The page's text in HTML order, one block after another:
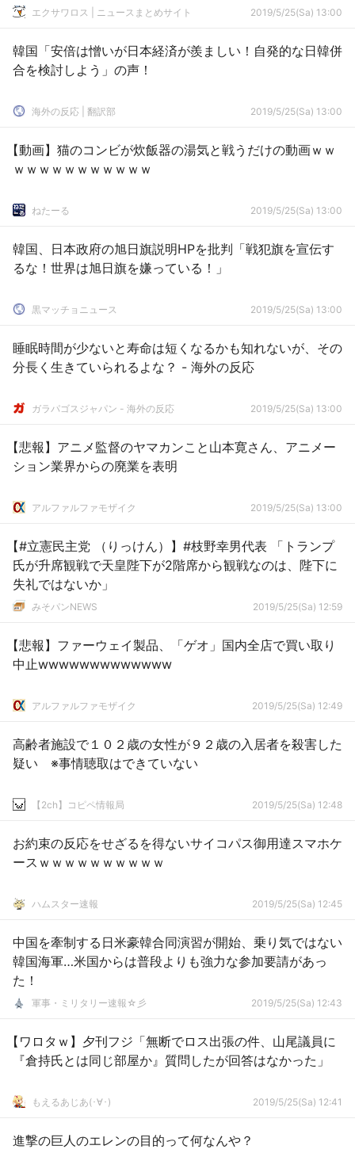
エクサワロス | ニュースまとめサイト 2019/5/25(Sa) 13:00
韓国「安倍は憎いが日本経済が羨ましい！自発的な日韓併
合を検討しよう」の声！
海外の反応 | 翻訳部 2019/5/25(Sa) 13:00
【動画】猫のコンビが炊飯器の湯気と戦うだけの動画ｗｗ
ｗｗｗｗｗｗｗｗｗｗｗ
ねたーる 2019/5/25(Sa) 13:00
韓国、日本政府の旭日旗説明HPを批判「戦犯旗を宣伝す
るな！世界は旭日旗を嫌っている！」
黒マッチョニュース 2019/5/25(Sa) 13:00
睡眠時間が少ないと寿命は短くなるかも知れないが、その
分長く生きていられるよな？ - 海外の反応
ガラパゴスジャパン - 海外の反応 2019/5/25(Sa) 13:00
【悲報】アニメ監督のヤマカンこと山本寛さん、アニメー
ション業界からの廃業を表明
アルファルファモザイク 2019/5/25(Sa) 13:00
【#立憲民主党 （りっけん）】#枝野幸男代表 「トランプ
氏が升席観戦で天皇陛下が2階席から観戦なのは、陛下に
失礼ではないか」
みそパンNEWS 2019/5/25(Sa) 12:59
【悲報】ファーウェイ製品、「ゲオ」国内全店で買い取り
中止wwwwwwwwwwwww
アルファルファモザイク 2019/5/25(Sa) 12:49
高齢者施設で１０２歳の女性が９２歳の入居者を殺害した
疑い ※事情聴取はできていない
【2ch】コピペ情報局 2019/5/25(Sa) 12:48
お約束の反応をせざるを得ないサイコパス御用達スマホケ
ースｗｗｗｗｗｗｗｗｗｗ
ハムスター速報 2019/5/25(Sa) 12:45
中国を牽制する日米豪韓合同演習が開始、乗り気ではない
韓国海軍…米国からは普段よりも強力な参加要請があっ
た！
軍事・ミリタリー速報☆彡 2019/5/25(Sa) 12:43
【ワロタｗ】夕刊フジ「無断でロス出張の件、山尾議員に
『倉持氏とは同じ部屋か』質問したが回答はなかった」
もえるあじあ(･∀･) 2019/5/25(Sa) 12:41
進撃の巨人のエレンの目的って何なんや？